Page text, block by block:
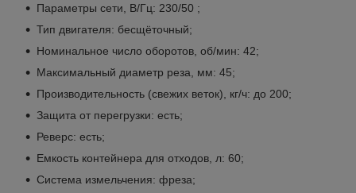
Параметры сети, В/Гц: 230/50 ;
Тип двигателя: бесщёточный;
Номинальное число оборотов, об/мин: 42;
Максимальный диаметр реза, мм: 45;
Производительность (свежих веток), кг/ч: до 200;
Защита от перегрузки: есть;
Реверс: есть;
Емкость контейнера для отходов, л: 60;
Система измельчения: фреза;